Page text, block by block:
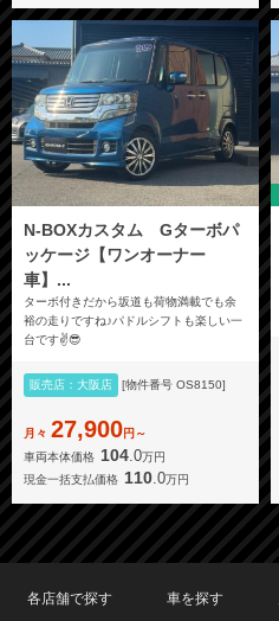
N-BOXカスタム Gターボパ
ッケージ【ワンオーナー
車】...
ターボ付きだから坂道も荷物満載でも余
裕の走りですね♪パドルシフトも楽しい一
台です✌️😎
販売店：大阪店 [物件番号 OS8150]
月々 27,900円～
車両本体価格 104.0万円
現金一括支払価格 110 .0万円
各店舗で探す 車を探す